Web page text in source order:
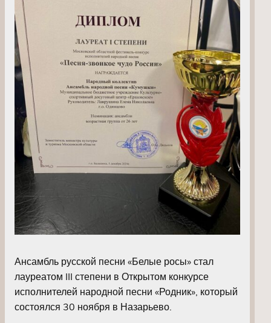
Ансамбль русской песни «Белые росы» стал
лауреатом III степени в Открытом конкурсе
исполнителей народной песни «Родник», который
состоялся 30 ноября в Назарьево.